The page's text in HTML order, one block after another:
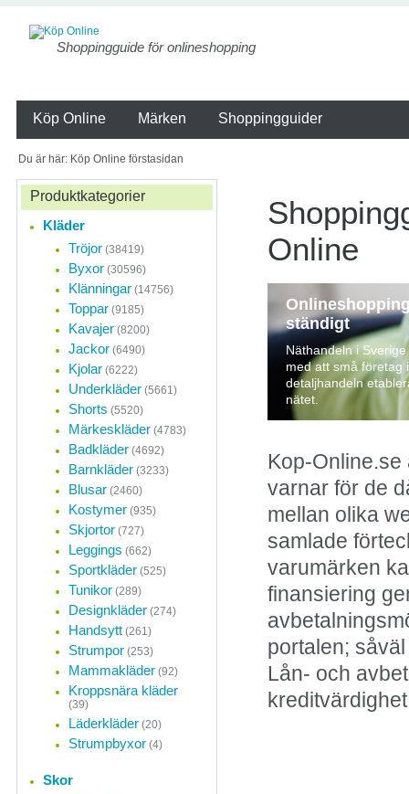
Shoppingguide för onlineshopping
Köp Online Märken Shoppingguider
Du är här: Köp Online förstasidan
Online
ständigt
Näthandeln i
med att små företag
detaljhandeln
nätet.
Kop-
varnar för de
mellan olika
samlade
varumärken
finansiering
portalen;
Lån- och
Produktkategorier
Kläder
Tröjor (38419)
Byxor (30596)
Klänningar (14756)
Toppar (9185)
Kavajer (8200)
Jackor (6490)
Kjolar (6222)
Underkläder (5661)
Shorts (5520)
Märkeskläder (4783)
Badkläder (4692)
Barnkläder (3233)
Blusar (2460)
Kostymer (935)
Skjortor (727)
Leggings (662)
Sportkläder (525)
Tunikor (289)
Designkläder (274)
Handsytt (261)
Strumpor (253)
Mammakläder (92)
Kroppsnära kläder
(39)
Läderkläder (20)
Strumpbyxor (4)
Skor